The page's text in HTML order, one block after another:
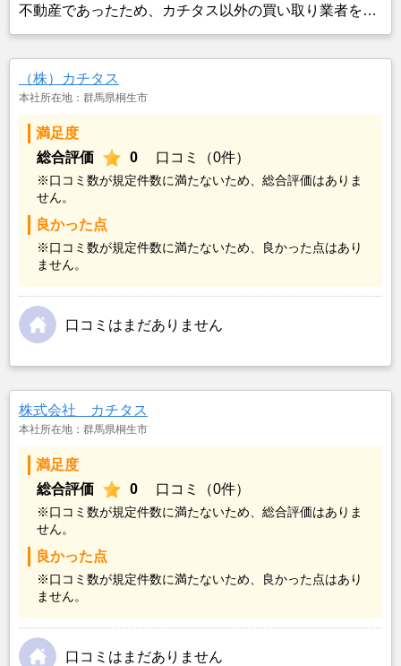
不動産であったため、カチタス以外の買い取り業者をみ
も空き家の状態で不動産を残しておけないと考えて売却
を決めた。
（株）カチタス
本社所在地：群馬県桐生市
満足度
総合評価
0 口コミ（0件）
※口コミ数が規定件数に満たないため、総合評価はありま
せん。
良かった点
※口コミ数が規定件数に満たないため、良かった点はあり
ません。
口コミはまだありません
株式会社 カチタス
本社所在地：群馬県桐生市
満足度
総合評価
0 口コミ（0件）
※口コミ数が規定件数に満たないため、総合評価はありま
せん。
良かった点
※口コミ数が規定件数に満たないため、良かった点はあり
ません。
口コミはまだありません